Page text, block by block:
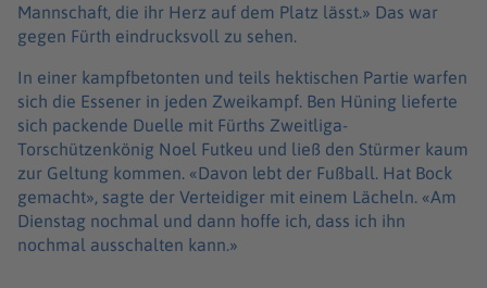
Mannschaft, die ihr Herz auf dem Platz lässt.» Das war
gegen Fürth eindrucksvoll zu sehen.
In einer kampfbetonten und teils hektischen Partie warfen
sich die Essener in jeden Zweikampf. Ben Hüning lieferte
sich packende Duelle mit Fürths Zweitliga-
Torschützenkönig Noel Futkeu und ließ den Stürmer kaum
zur Geltung kommen. «Davon lebt der Fußball. Hat Bock
gemacht», sagte der Verteidiger mit einem Lächeln. «Am
Dienstag nochmal und dann hoffe ich, dass ich ihn
nochmal ausschalten kann.»